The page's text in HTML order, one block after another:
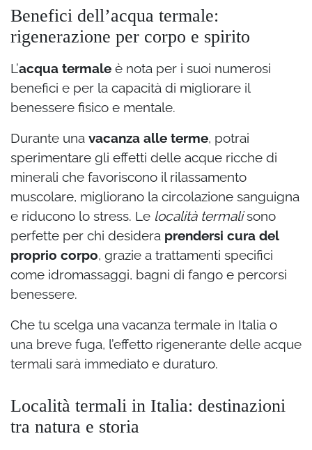
Benefici dell’acqua termale:
rigenerazione per corpo e spirito
L’acqua termale è nota per i suoi numerosi
benefici e per la capacità di migliorare il
benessere fisico e mentale.
Durante una vacanza alle terme, potrai
sperimentare gli effetti delle acque ricche di
minerali che favoriscono il rilassamento
muscolare, migliorano la circolazione sanguigna
e riducono lo stress. Le località termalisono
perfette per chi desidera prendersi cura del
proprio corpo, grazie a trattamenti specifici
come idromassaggi, bagni di fango e percorsi
benessere.
Che tu scelga una vacanza termale in Italia o
una breve fuga, l’effetto rigenerante delle acque
termali sarà immediato e duraturo.
Località termali in Italia: destinazioni
tra natura e storia